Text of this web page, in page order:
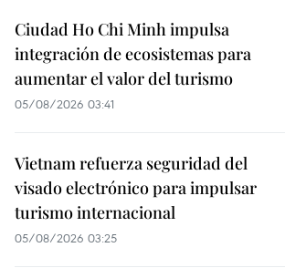
Ciudad Ho Chi Minh impulsa
integración de ecosistemas para
aumentar el valor del turismo
05/08/2026 03:41
Vietnam refuerza seguridad del
visado electrónico para impulsar
turismo internacional
05/08/2026 03:25